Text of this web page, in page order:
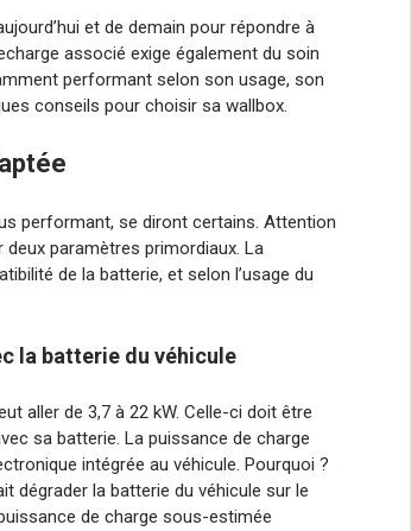
et de demain pour répondre à
associé exige également du soin
performant selon son usage, son
conseils pour choisir sa wallbox.
performant, se diront certains. Attention
paramètres primordiaux. La
de la batterie, et selon l’usage du
la batterie du véhicule
aller de 3,7 à 22 kW. Celle-ci doit être
sa batterie. La puissance de charge
intégrée au véhicule. Pourquoi ?
dégrader la batterie du véhicule sur le
de charge sous-estimée